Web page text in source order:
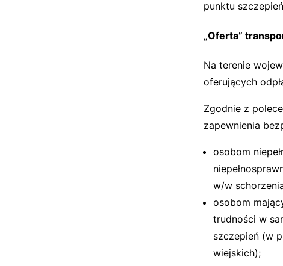
punktu
„Oferta”
Na terenie
oferujących
Zgodnie z
zapewnienia
osobom
w/w
osobom
trudności w
szczepień (w
wiejskich);